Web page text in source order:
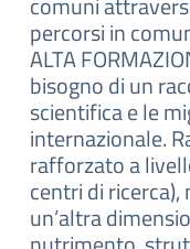
percorsi in
ALTA
bisogno di un
scientifica e le
internazionale.
rafforzato a
centri di
un’altra